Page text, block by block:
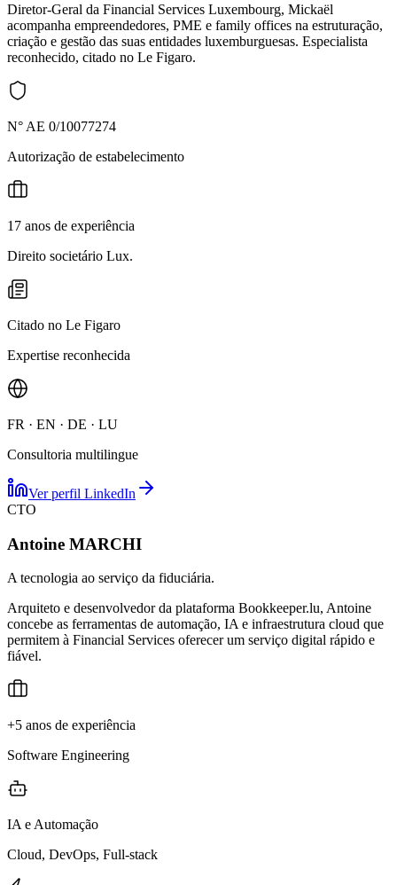
Diretor-Geral da Financial Services Luxembourg, Mickaël
acompanha empreendedores, PME e family offices na estruturação,
criação e gestão das suas entidades luxemburguesas. Especialista
reconhecido, citado no Le Figaro.
N° AE 0/10077274
Autorização de estabelecimento
17 anos de experiência
Direito societário Lux.
Citado no Le Figaro
Expertise reconhecida
FR · EN · DE · LU
Consultoria multilingue
Ver perfil LinkedIn
CTO
Antoine MARCHI
A tecnologia ao serviço da fiduciária.
Arquiteto e desenvolvedor da plataforma Bookkeeper.lu, Antoine
concebe as ferramentas de automação, IA e infraestrutura cloud que
permitem à Financial Services oferecer um serviço digital rápido e
fiável.
+5 anos de experiência
Software Engineering
IA e Automação
Cloud, DevOps, Full-stack